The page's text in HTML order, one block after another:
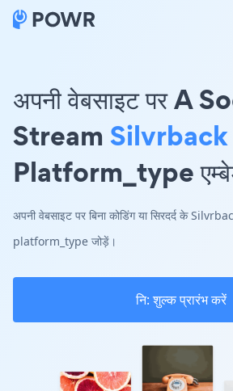
अपनी वेबसाइट पर A
Stream Silvrback
Platform_type
अपनी वेबसाइट पर बिना कोडिंग या सिरदर्द के
platform_type जोड़ें।
नि: शुल्क प्रारंभ करें